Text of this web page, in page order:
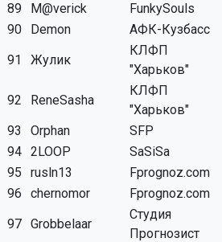
89
M@verick FunkySouls
90
Demon АФК-Кузбасс
91
Жулик
КЛФП
"Харьков"
92 ReneSasha
КЛФП
"Харьков"
93
Orphan SFP
94 2LOOP SaSiSa
95
rusln13 Fprognoz.com
96
chernomor Fprognoz.com
97 Grobbelaar
Студия
Прогнозист